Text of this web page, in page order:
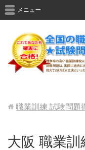
メニュー
職業訓練 試験問題
大阪 職業訓